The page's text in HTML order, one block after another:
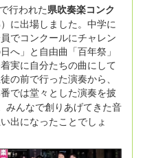
行われた県吹奏楽コンク
に出場しました。中学に
でコンクールにチャレン
へ」と自由曲「百年祭」
実に自分たちの曲にして
の前で行った演奏から、
では堂々とした演奏を披
みんなで創りあげてきた音
出になったことでしょ